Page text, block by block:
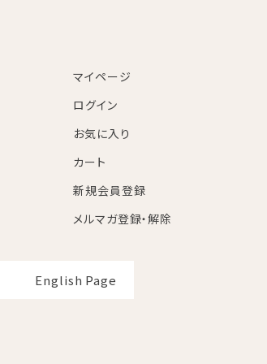
マイページ
ログイン
お気に入り
カート
新規会員登録
メルマガ登録・解除
English Page